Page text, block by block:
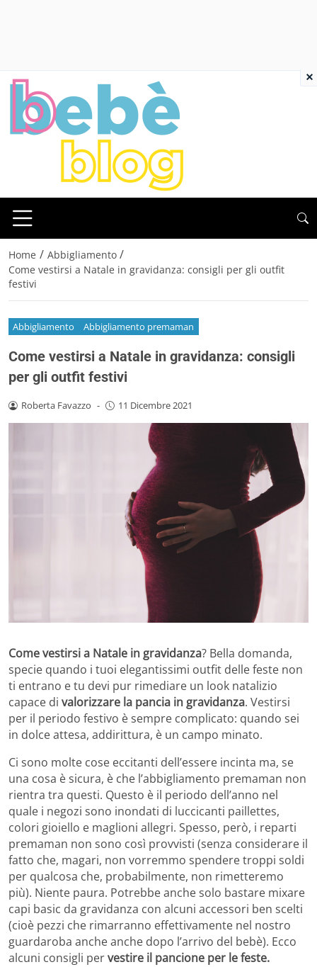
Home / Abbigliamento /
Come vestirsi a Natale in gravidanza: consigli per gli outfit
festivi
Abbigliamento Abbigliamento premaman
Come vestirsi a Natale in gravidanza: consigli
per gli outfit festivi
Roberta Favazzo - 11 Dicembre 2021
Come vestirsi a Natale in gravidanza? Bella domanda,
specie quando i tuoi elegantissimi outfit delle feste non
ti entrano e tu devi pur rimediare un look natalizio
capace di valorizzare la pancia in gravidanza. Vestirsi
per il periodo festivo è sempre complicato: quando sei
in dolce attesa, addirittura, è un campo minato.
Ci sono molte cose eccitanti dell’essere incinta ma, se
una cosa è sicura, è che l’abbigliamento premaman non
rientra tra questi. Questo è il periodo dell’anno nel
quale i negozi sono inondati di luccicanti paillettes,
colori gioiello e maglioni allegri. Spesso, però, i reparti
premaman non sono così provvisti (senza considerare il
fatto che, magari, non vorremmo spendere troppi soldi
per qualcosa che, probabilmente, non rimetteremo
più). Niente paura. Potrebbe anche solo bastare mixare
capi basic da gravidanza con alcuni accessori ben scelti
(cioè pezzi che rimarranno effettivamente nel nostro
guardaroba anche anche dopo l’arrivo del bebè). Ecco
alcuni consigli pervestire il pancione per le feste.
×